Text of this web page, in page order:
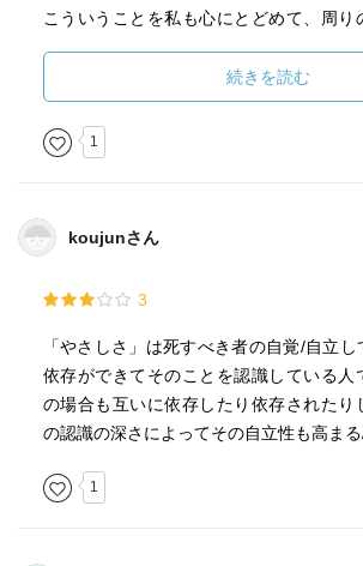
こういうことを私も心にとどめて、周り
夫と子供を大切にしよう、とか、地元の
いたいな、とか思いました。
続きを読む
1
koujunさん
3
「やさしさ」は死すべき者の自覚/自立
依存ができてそのことを認識している人
の場合も互いに依存したり依存されたり
の認識の深さによってその自立性も高ま
1